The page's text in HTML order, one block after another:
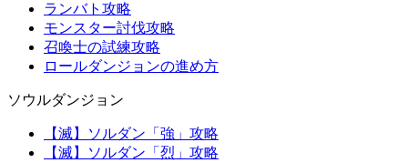
ランバト攻略
モンスター討伐攻略
召喚士の試練攻略
ロールダンジョンの進め方
ソウルダンジョン
【滅】ソルダン「強」攻略
【滅】ソルダン「烈」攻略